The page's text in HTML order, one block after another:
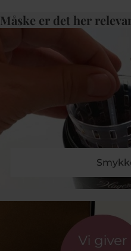
Måske er det her